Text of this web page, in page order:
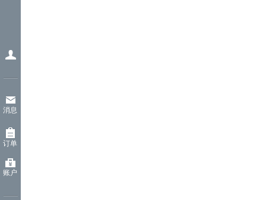
消息
订单
账户